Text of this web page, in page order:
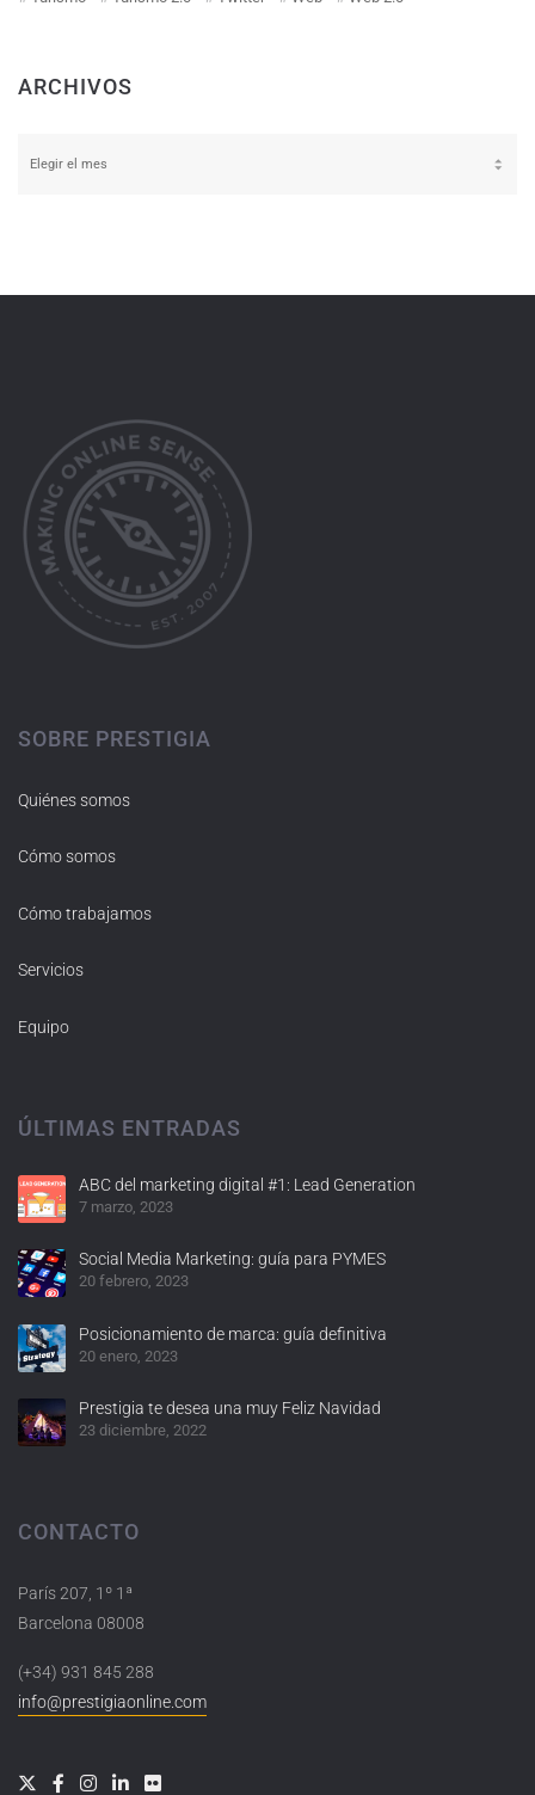
ARCHIVOS
SOBRE PRESTIGIA
Quiénes somos
Cómo somos
Cómo trabajamos
Servicios
Equipo
ÚLTIMAS ENTRADAS
ABC del marketing digital #1: Lead Generation
7 marzo, 2023
Social Media Marketing: guía para PYMES
20 febrero, 2023
Posicionamiento de marca: guía definitiva
20 enero, 2023
Prestigia te desea una muy Feliz Navidad
23 diciembre, 2022
CONTACTO
París 207, 1º 1ª
Barcelona 08008
(+34) 931 845 288
info@prestigiaonline.com